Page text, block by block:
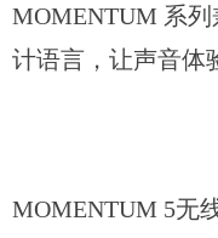
MOMENTUM 系
计语言，让声音体
MOMENTUM 5无